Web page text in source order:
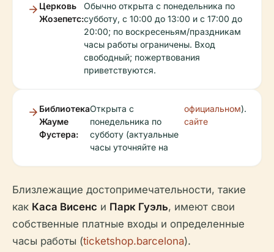
Церковь
Жозепетс:
Обычно открыта с понедельника по
субботу, с 10:00 до 13:00 и с 17:00 до
20:00; по воскресеньям/праздникам
часы работы ограничены. Вход
свободный; пожертвования
приветствуются.
Библиотека
Жауме
Фустера:
Открыта с
понедельника по
субботу (актуальные
часы уточняйте на
официальном
сайте
).
Близлежащие достопримечательности, такие
как Каса Висенс и Парк Гуэль, имеют свои
собственные платные входы и определенные
часы работы (ticketshop.barcelona).